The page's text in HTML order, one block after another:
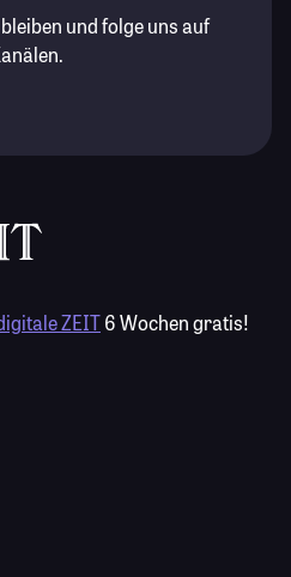
und folge uns auf
ZEIT6 Wochen gratis!